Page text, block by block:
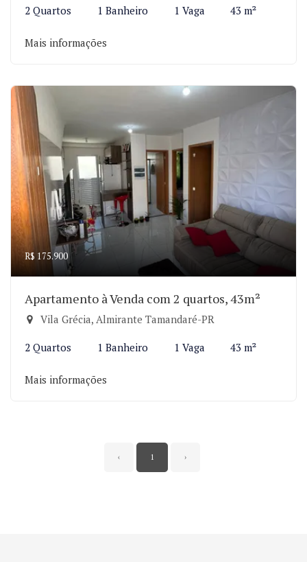
2 Quartos 1 Banheiro 1 Vaga 43 m²
Mais informações
R$ 175.900
Apartamento à Venda com 2 quartos, 43m²
Vila Grécia, Almirante Tamandaré-PR
2 Quartos 1 Banheiro 1 Vaga 43 m²
Mais informações
‹ 1 ›